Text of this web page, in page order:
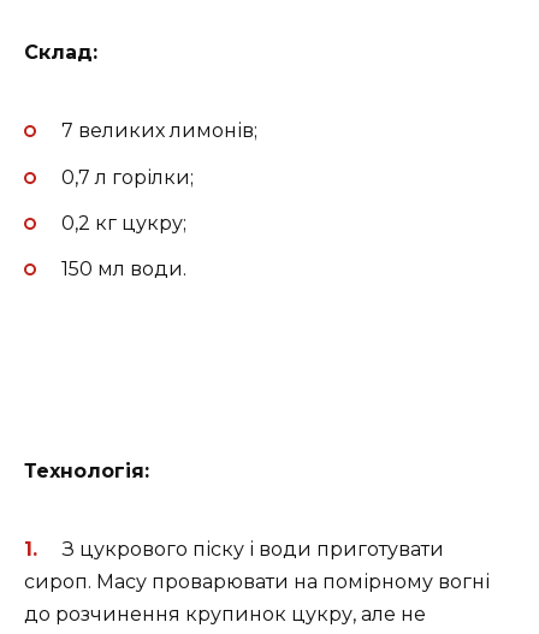
Склад:
7 великих лимонів;
0,7 л горілки;
0,2 кг цукру;
150 мл води.
Технологія:
З цукрового піску і води приготувати
сироп. Масу проварювати на помірному вогні
до розчинення крупинок цукру, але не